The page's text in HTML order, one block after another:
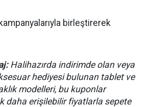
birleştirerek
Halihazırda indirimde olan veya
hediyesi bulunan tablet ve
modelleri, bu kuponlar
daha erişilebilir fiyatlarla sepete